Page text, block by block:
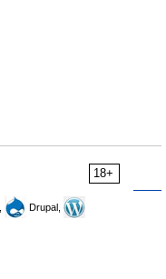
18+
Drupal,